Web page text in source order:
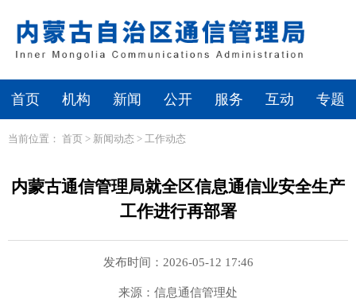
首页 机构 新闻 公开 服务 互动 专题
当前位置： 首页 > 新闻动态 > 工作动态
内蒙古通信管理局就全区信息通信业安全生产
工作进行再部署
发布时间：2026-05-12 17:46
来源：信息通信管理处